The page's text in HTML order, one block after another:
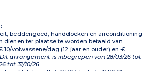
beddengoed, handdoeken en airconditioning
dienen ter plaatse te worden betaald van
10/volwassene/dag (12 jaar en ouder) en €
Dit arrangement is inbegrepen van 28/03/26 tot
tot 31/10/26.